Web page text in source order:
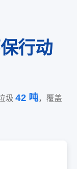
行动
圾 42 吨，覆盖